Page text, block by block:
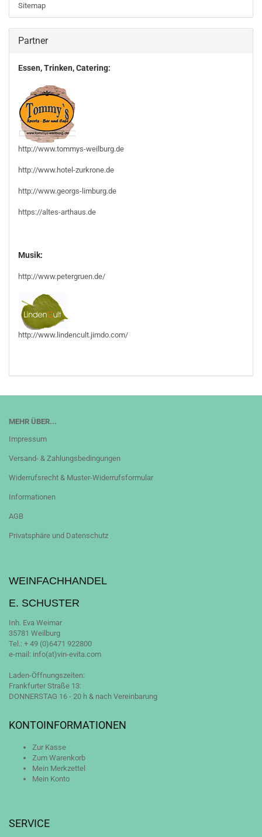
Sitemap
Partner
Essen, Trinken, Catering:
http://www.tommys-weilburg.de
http://www.hotel-zurkrone.de
http://www.georgs-limburg.de
https://altes-arthaus.de
Musik:
http://www.petergruen.de/
http://www.lindencult.jimdo.com/
MEHR ÜBER...
Impressum
Versand- & Zahlungsbedingungen
Widerrufsrecht & Muster-Widerrufsformular
Informationen
AGB
Privatsphäre und Datenschutz
WEINFACHHANDEL
E. SCHUSTER
Inh. Eva Weimar
35781 Weilburg
Tel.: + 49 (0)6471 922800
e-mail: info(at)vin-evita.com
Laden-Öffnungszeiten:
Frankfurter Straße 13:
DONNERSTAG 16 - 20 h & nach Vereinbarung
KONTOINFORMATIONEN
Zur Kasse
Zum Warenkorb
Mein Merkzettel
Mein Konto
SERVICE